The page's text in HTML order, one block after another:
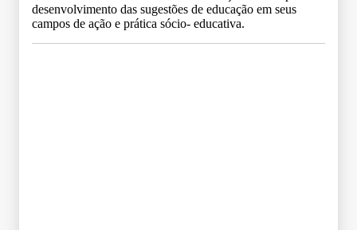
desenvolvimento das sugestões de educação em seus
campos de ação e prática sócio- educativa.